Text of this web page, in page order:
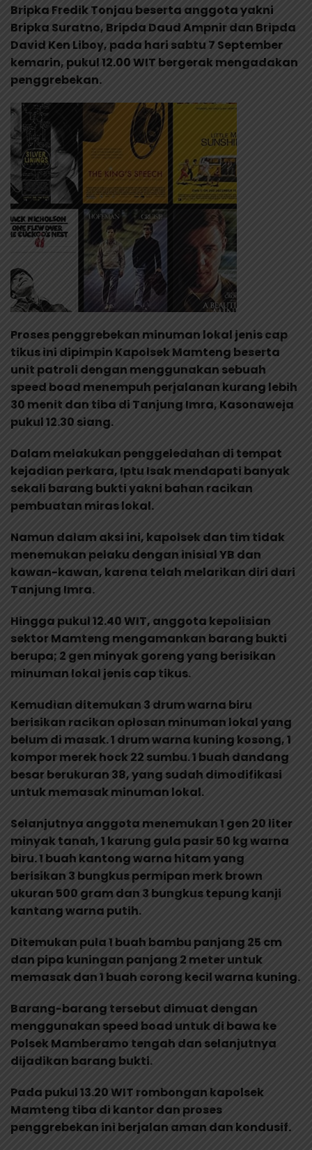
Bripka Fredik Tonjau beserta anggota yakni
Bripka Suratno, Bripda Daud Ampnir dan Bripda
David Ken Liboy, pada hari sabtu 7 September
kemarin, pukul 12.00 WIT bergerak mengadakan
penggrebekan.
Proses penggrebekan minuman lokal jenis cap
tikus ini dipimpin Kapolsek Mamteng beserta
unit patroli dengan menggunakan sebuah
speed boad menempuh perjalanan kurang lebih
30 menit dan tiba di Tanjung Imra, Kasonaweja
pukul 12.30 siang.
Dalam melakukan penggeledahan di tempat
kejadian perkara, Iptu Isak mendapati banyak
sekali barang bukti yakni bahan racikan
pembuatan miras lokal.
Namun dalam aksi ini, kapolsek dan tim tidak
menemukan pelaku dengan inisial YB dan
kawan-kawan, karena telah melarikan diri dari
Tanjung Imra.
Hingga pukul 12.40 WIT, anggota kepolisian
sektor Mamteng mengamankan barang bukti
berupa; 2 gen minyak goreng yang berisikan
minuman lokal jenis cap tikus.
Kemudian ditemukan 3 drum warna biru
berisikan racikan oplosan minuman lokal yang
belum di masak. 1 drum warna kuning kosong, 1
kompor merek hock 22 sumbu. 1 buah dandang
besar berukuran 38, yang sudah dimodifikasi
untuk memasak minuman lokal.
Selanjutnya anggota menemukan 1 gen 20 liter
minyak tanah, 1 karung gula pasir 50 kg warna
biru. 1 buah kantong warna hitam yang
berisikan 3 bungkus permipan merk brown
ukuran 500 gram dan 3 bungkus tepung kanji
kantang warna putih.
Ditemukan pula 1 buah bambu panjang 25 cm
dan pipa kuningan panjang 2 meter untuk
memasak dan 1 buah corong kecil warna kuning.
Barang-barang tersebut dimuat dengan
menggunakan speed boad untuk di bawa ke
Polsek Mamberamo tengah dan selanjutnya
dijadikan barang bukti.
Pada pukul 13.20 WIT rombongan kapolsek
Mamteng tiba di kantor dan proses
penggrebekan ini berjalan aman dan kondusif.